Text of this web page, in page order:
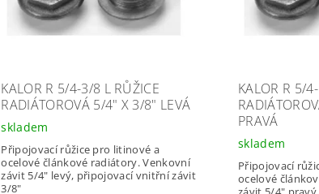
KALOR R 5/4-3/8 L RŮŽICE
RADIÁTOROVÁ 5/4" X 3/8" LEVÁ
skladem
Připojovací růžice pro litinové a
ocelové článkové radiátory. Venkovní
závit 5/4" levý, připojovací vnitřní závit
3/8"
KALOR R 5/
PRAVÁ
skladem
Připojovací
ocelové